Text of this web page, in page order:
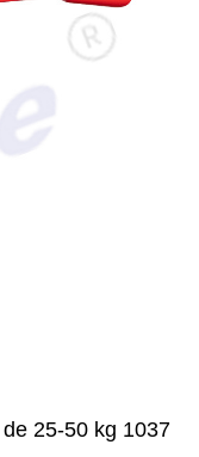
25-50 kg 1037